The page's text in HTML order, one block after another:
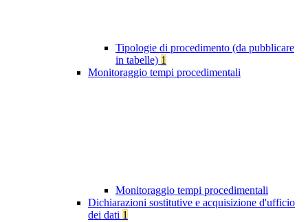
Tipologie di procedimento (da pubblicare
in tabelle) 1
Monitoraggio tempi procedimentali
Monitoraggio tempi procedimentali
Dichiarazioni sostitutive e acquisizione d'ufficio
dei dati 1